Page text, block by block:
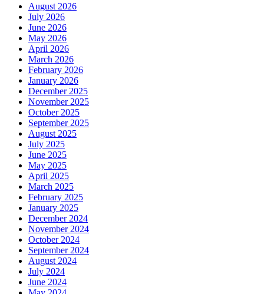
August 2026
July 2026
June 2026
May 2026
April 2026
March 2026
February 2026
January 2026
December 2025
November 2025
October 2025
September 2025
August 2025
July 2025
June 2025
May 2025
April 2025
March 2025
February 2025
January 2025
December 2024
November 2024
October 2024
September 2024
August 2024
July 2024
June 2024